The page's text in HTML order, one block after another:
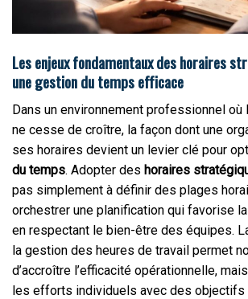
Les enjeux fondamentaux des horaires
une gestion du temps efficace
Dans un environnement professionnel
ne cesse de croître, la façon dont une
ses horaires devient un levier clé pour
du temps. Adopter des horaires
pas simplement à définir des plages
orchestrer une planification qui favorise la
en respectant le bien-être des équipes.
la gestion des heures de travail permet
d’accroître l’efficacité opérationnelle,
les efforts individuels avec des objectifs